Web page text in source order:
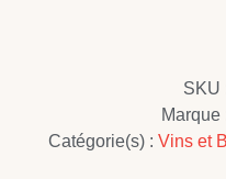
SKU
Marque
Catégorie(s) : Vins et